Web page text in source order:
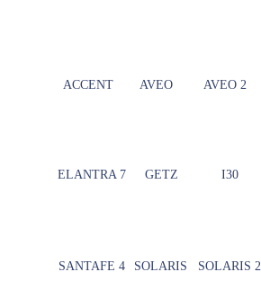
ACCENT AVEO AVEO 2
ELANTRA 7 GETZ I30
SANTAFE 4 SOLARIS SOLARIS 2